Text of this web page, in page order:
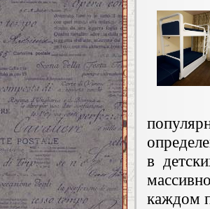
в
каждом